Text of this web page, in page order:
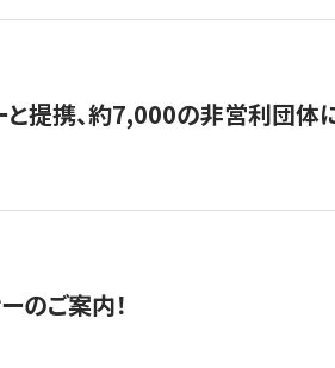
提携、約7,000の非営利団体
のご案内！